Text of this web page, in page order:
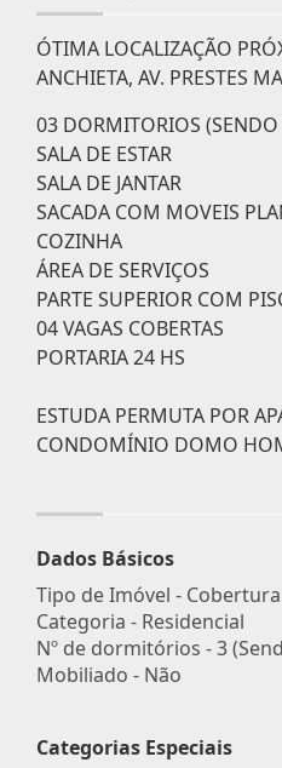
ÓTIMA LOCALIZAÇÃO
ANCHIETA, AV. PRESTES
03 DORMITORIOS
SALA DE ESTAR
SALA DE JANTAR
SACADA COM MOVEIS
COZINHA
ÁREA DE SERVIÇOS
PARTE SUPERIOR COM
04 VAGAS COBERTAS
PORTARIA 24 HS
ESTUDA PERMUTA POR
CONDOMÍNIO DOMO
Dados Básicos
Tipo de Imóvel -
Categoria - Residencial
Nº de dormitórios - 3
Mobiliado - Não
Categorias Especiais